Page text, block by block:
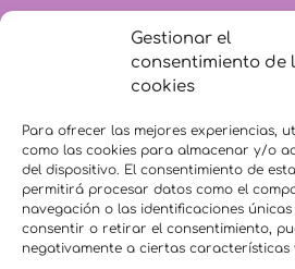
Gestionar el
consentimiento de
cookies
Para ofrecer las mejores experiencias,
como las cookies para almacenar y/o
del dispositivo. El consentimiento de
permitirá procesar datos como el
navegación o las identificaciones
consentir o retirar el consentimiento,
negativamente a ciertas características